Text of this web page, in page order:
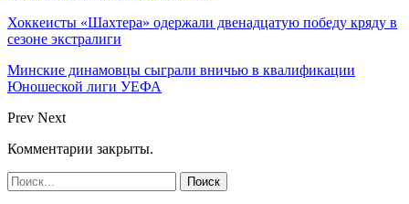
Хоккеисты «Шахтера» одержали двенадцатую победу кряду в
сезоне экстралиги
Минские динамовцы сыграли вничью в квалификации
Юношеской лиги УЕФА
Prev Next
Комментарии закрыты.